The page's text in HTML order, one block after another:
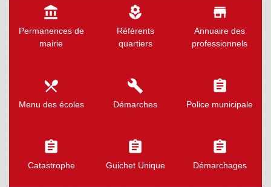
account_balance
Permanences de
mairie
local_florist
Référents
quartiers
store
Annuaire des
professionnels
local_dining
Menu des écoles
build
Démarches
assignment
Police municipale
assignment
Catastrophe
assignment
Guichet Unique
assignment
Démarchages